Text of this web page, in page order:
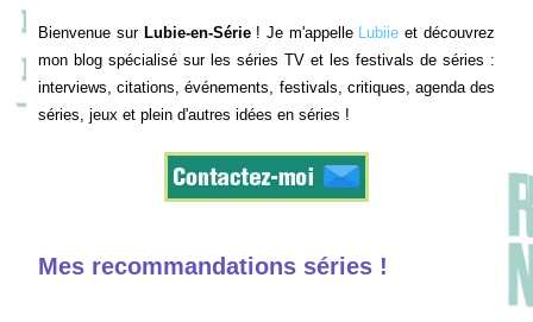
Bienvenue sur Lubie-en-Série! Je m'appelle Lubiie et découvrez
mon blog spécialisé sur les séries TV et les festivals de séries :
interviews, citations, événements, festivals, critiques, agenda des
séries, jeux et plein d'autres idées en séries !
Mes recommandations séries !